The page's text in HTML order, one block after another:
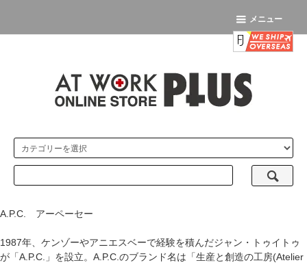
メニュー
A.P.C. アーペーセー
1987年、ケンゾーやアニエスベーで経験を積んだジャン・トゥイトゥ
が「A.P.C.」を設立。A.P.C.のブランド名は「生産と創造の工房(Atelier